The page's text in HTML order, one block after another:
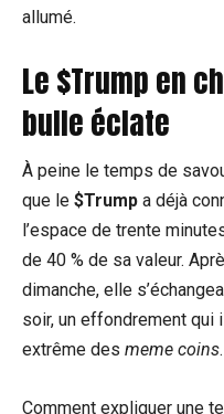
allumé.
Le $Trump en
bulle éclate
À peine le temps de
que le $Trump a déjà
l’espace de trente
de 40 % de sa valeur.
dimanche, elle
soir, un effondrement
extrême des meme coins.
Comment expliquer une